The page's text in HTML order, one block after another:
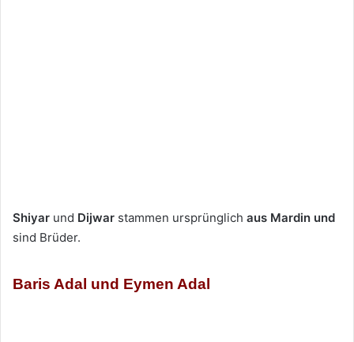
Shiyar und Dijwar stammen ursprünglich aus Mardin und
sind Brüder.
Baris Adal und Eymen Adal